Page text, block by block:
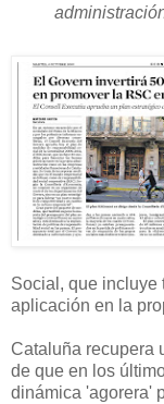
Social, que incluye
aplicación en la
Cataluña recupera
de que en los
dinámica 'agorera'